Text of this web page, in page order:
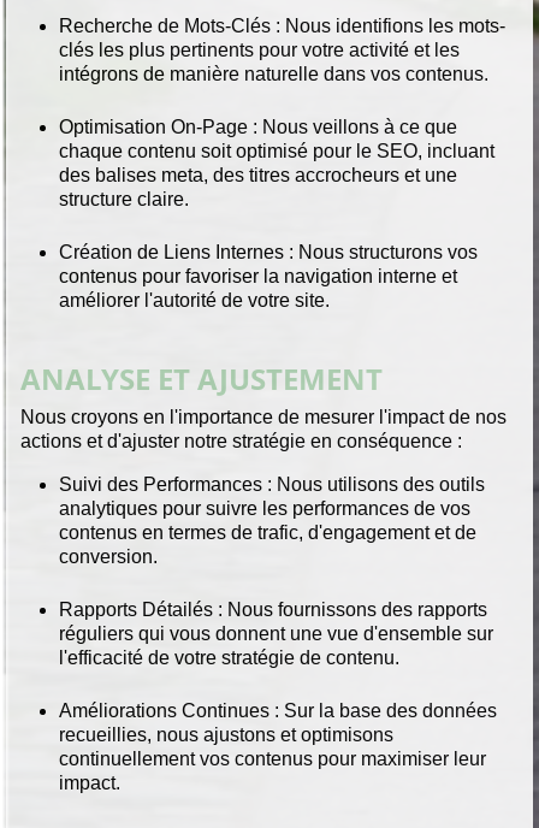
Recherche de Mots-Clés : Nous identifions les mots-
clés les plus pertinents pour votre activité et les
intégrons de manière naturelle dans vos contenus.
Optimisation On-Page : Nous veillons à ce que
chaque contenu soit optimisé pour le SEO, incluant
des balises meta, des titres accrocheurs et une
structure claire.
Création de Liens Internes : Nous structurons vos
contenus pour favoriser la navigation interne et
améliorer l'autorité de votre site.
ANALYSE ET AJUSTEMENT
Nous croyons en l'importance de mesurer l'impact de nos
actions et d'ajuster notre stratégie en conséquence :
Suivi des Performances : Nous utilisons des outils
analytiques pour suivre les performances de vos
contenus en termes de trafic, d'engagement et de
conversion.
Rapports Détailés : Nous fournissons des rapports
réguliers qui vous donnent une vue d'ensemble sur
l'efficacité de votre stratégie de contenu.
Améliorations Continues : Sur la base des données
recueillies, nous ajustons et optimisons
continuellement vos contenus pour maximiser leur
impact.